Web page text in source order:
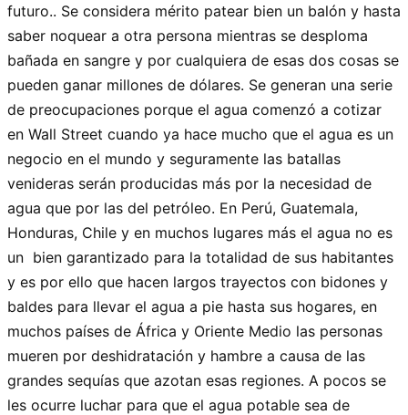
futuro.. Se considera mérito patear bien un balón y hasta
saber noquear a otra persona mientras se desploma
bañada en sangre y por cualquiera de esas dos cosas se
pueden ganar millones de dólares. Se generan una serie
de preocupaciones porque el agua comenzó a cotizar
en Wall Street cuando ya hace mucho que el agua es un
negocio en el mundo y seguramente las batallas
venideras serán producidas más por la necesidad de
agua que por las del petróleo. En Perú, Guatemala,
Honduras, Chile y en muchos lugares más el agua no es
un bien garantizado para la totalidad de sus habitantes
y es por ello que hacen largos trayectos con bidones y
baldes para llevar el agua a pie hasta sus hogares, en
muchos países de África y Oriente Medio las personas
mueren por deshidratación y hambre a causa de las
grandes sequías que azotan esas regiones. A pocos se
les ocurre luchar para que el agua potable sea de